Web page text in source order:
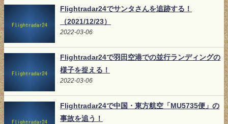
Flightradar24でサンタさんを追跡する！
（2021/12/23）
2022-03-06
Flightradar24で羽田空港での並行ランディングの
様子を捉える！
2022-03-06
Flightradar24で中国・東方航空「MU5735便」の
事故を追う！